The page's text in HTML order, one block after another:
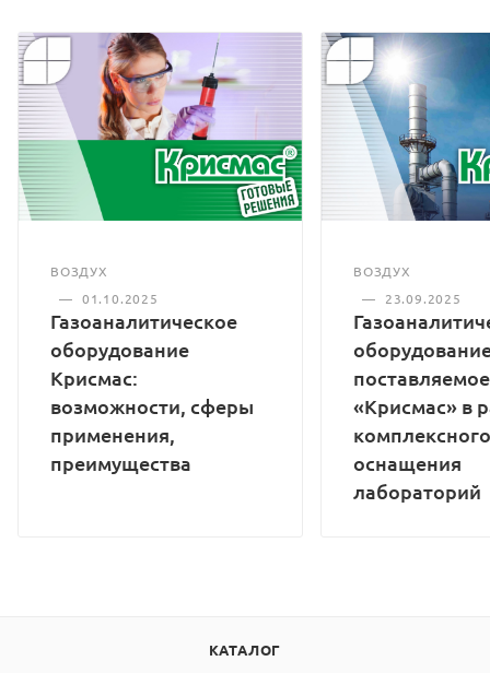
ВОЗДУХ
— 01.10.2025
Газоаналитическое
оборудование
Крисмас:
возможности, сферы
применения,
преимущества
ВОЗДУХ
—
23.09.2025
«Крисмас» в
комплексного
оснащения
лабораторий
КАТАЛОГ